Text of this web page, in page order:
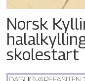
Norsk
skolestart